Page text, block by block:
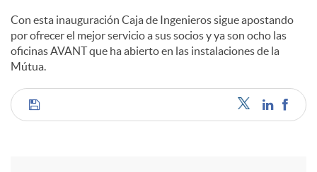
Con esta inauguración Caja de Ingenieros sigue apostando
por ofrecer el mejor servicio a sus socios y ya son ocho las
oficinas AVANT que ha abierto en las instalaciones de la
Mútua.
C